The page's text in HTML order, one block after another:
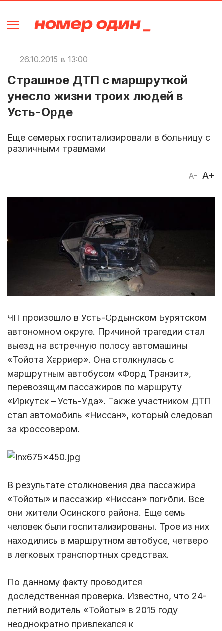
26.10.2015 в 13:00
Страшное ДТП с маршруткой
унесло жизни троих людей в
Усть-Орде
Еще семерых госпитализировали в больницу с
различными травмами
A- A+
ЧП произошло в Усть-Ордынском Бурятском
автономном округе. Причиной трагедии стал
выезд на встречную полосу автомашины
«Тойота Харриер». Она столкнулась с
маршрутным автобусом «Форд Транзит»,
перевозящим пассажиров по маршруту
«Иркутск – Усть-Уда». Также участником ДТП
стал автомобиль «Ниссан», который следовал
за кроссовером.
В результате столкновения два пассажира
«Тойоты» и пассажир «Ниссан» погибли. Все
они жители Осинского района. Еще семь
человек были госпитализированы. Трое из них
находились в маршрутном автобусе, четверо
в легковых транспортных средствах.
По данному факту проводится
доследственная проверка. Известно, что 24-
летний водитель «Тойоты» в 2015 году
неоднократно привлекался к